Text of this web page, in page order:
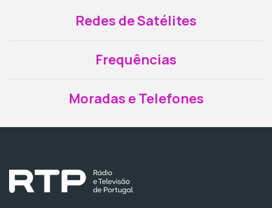
Redes de Satélites
Frequências
Moradas e Telefones